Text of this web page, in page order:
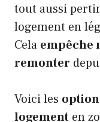
tout aussi
logement en
Cela empêche
remonter
Voici les
logement en